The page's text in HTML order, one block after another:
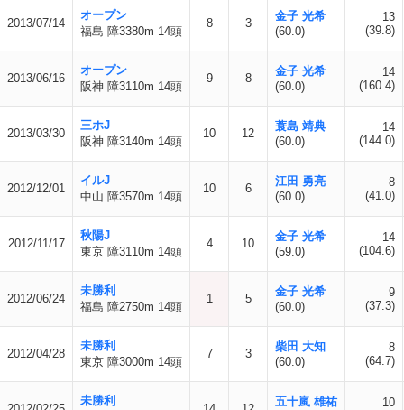
2013/07/14
オープン
福島 障3380m 14頭
8 3
金子 光希
(60.0)
13
(39.8)
2013/06/16
オープン
阪神 障3110m 14頭
9 8
金子 光希
(60.0)
14
(160.4)
2013/03/30
三ホJ
阪神 障3140m 14頭
10 12
蓑島 靖典
(60.0)
14
(144.0)
2012/12/01
イルJ
中山 障3570m 14頭
10 6
江田 勇亮
(60.0)
8
(41.0)
2012/11/17
秋陽J
東京 障3110m 14頭
4 10
金子 光希
(59.0)
14
(104.6)
2012/06/24
未勝利
福島 障2750m 14頭
1 5
金子 光希
(60.0)
9
(37.3)
2012/04/28
未勝利
東京 障3000m 14頭
7 3
柴田 大知
(60.0)
8
(64.7)
未勝利 五十嵐 雄祐
10